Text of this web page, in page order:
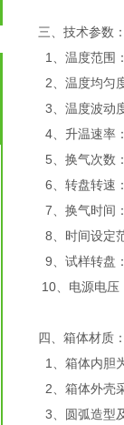
三、技术参数：
1、温度范
2、温度均匀
3、温度波动
4、升温速率
5、换气次数
6、转盘转速
7、换气时间
8、时间设定
9、试样转盘
10、电源电压
四、箱体材质：
1、箱体内胆
2、箱体外壳
3、圆弧造型